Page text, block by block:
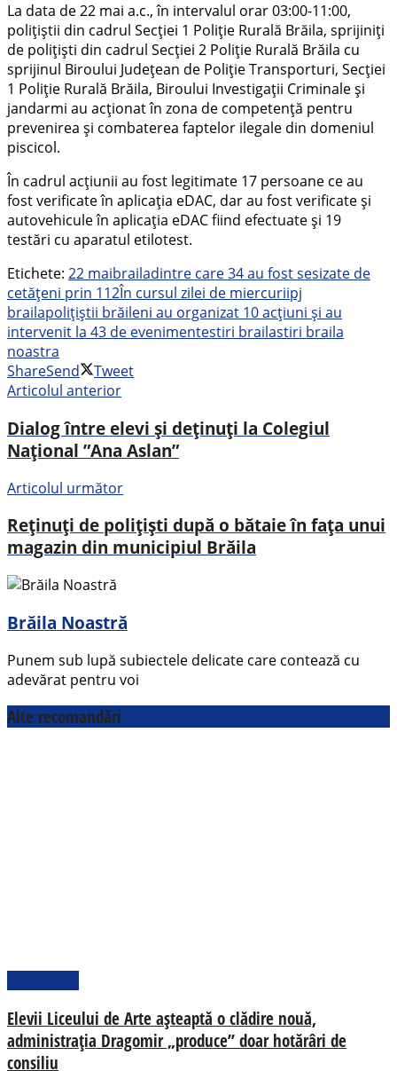
La data de 22 mai a.c., în intervalul orar 03:00-11:00,
polițiștii din cadrul Secției 1 Poliție Rurală Brăila, sprijiniți
de polițiști din cadrul Secției 2 Poliție Rurală Brăila cu
sprijinul Biroului Județean de Poliție Transporturi, Secției
1 Poliție Rurală Brăila, Biroului Investigații Criminale și
jandarmi au acționat în zona de competență pentru
prevenirea și combaterea faptelor ilegale din domeniul
piscicol.
În cadrul acțiunii au fost legitimate 17 persoane ce au
fost verificate în aplicația eDAC, dar au fost verificate și
autovehicule în aplicația eDAC fiind efectuate și 19
testări cu aparatul etilotest.
Etichete: 22 maibrailadintre care 34 au fost sesizate de
cetățeni prin 112În cursul zilei de miercuriipj
brailapolițiștii brăileni au organizat 10 acțiuni și au
intervenit la 43 de evenimentestiri brailastiri braila
noastra
ShareSend
Tweet
Articolul anterior
Dialog între elevi și deținuți la Colegiul
Național ”Ana Aslan”
Articolul următor
Reținuți de polițiști după o bătaie în fața unui
magazin din municipiul Brăila
Brăila Noastră
Punem sub lupă subiectele delicate care contează cu
adevărat pentru voi
Alte recomandări
Elevii Liceului de Arte așteaptă o clădire nouă,
administrația Dragomir „produce” doar hotărâri de
consiliu